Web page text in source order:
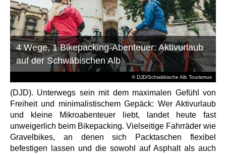
© DJD/Schwäbische Alb Tourismus
4 Wege, 1 Bikepacking-Abenteuer: Aktivurlaub
auf der Schwäbischen Alb
(DJD). Unterwegs sein mit dem maximalen Gefühl von
Freiheit und minimalistischem Gepäck: Wer Aktivurlaub
und kleine Mikroabenteuer liebt, landet heute fast
unweigerlich beim Bikepacking. Vielseitige Fahrräder wie
Gravelbikes, an denen sich Packtaschen flexibel
befestigen lassen und die sowohl auf Asphalt als auch